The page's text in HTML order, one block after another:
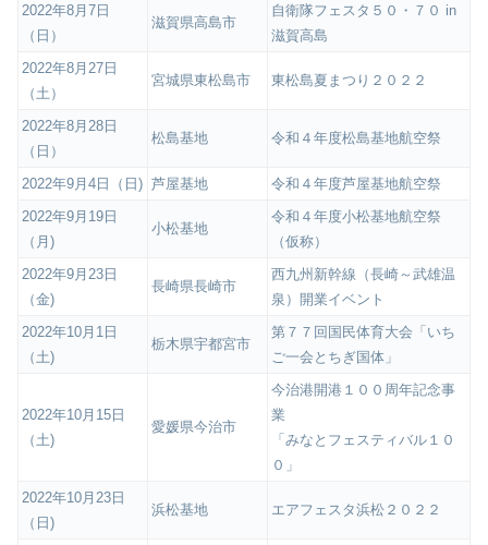
2022年8月7日
（日）
滋賀県高島市
自衛隊フェスタ５０・７０ in
滋賀高島
2022年8月27日
（土）
宮城県東松島市 東松島夏まつり２０２２
2022年8月28日
（日）
松島基地 令和４年度松島基地航空祭
2022年9月4日（日) 芦屋基地
令和４年度芦屋基地航空祭
2022年9月19日
（月)
小松基地
令和４年度小松基地航空祭
（仮称）
2022年9月23日
（金)
長崎県長崎市
西九州新幹線（長崎～武雄温
泉）開業イベント
2022年10月1日
（土)
栃木県宇都宮市
第７７回国民体育大会「いち
ご一会とちぎ国体」
2022年10月15日
（土)
愛媛県今治市
今治港開港１００周年記念事
業
「みなとフェスティバル１０
０」
2022年10月23日
（日)
浜松基地 エアフェスタ浜松２０２２